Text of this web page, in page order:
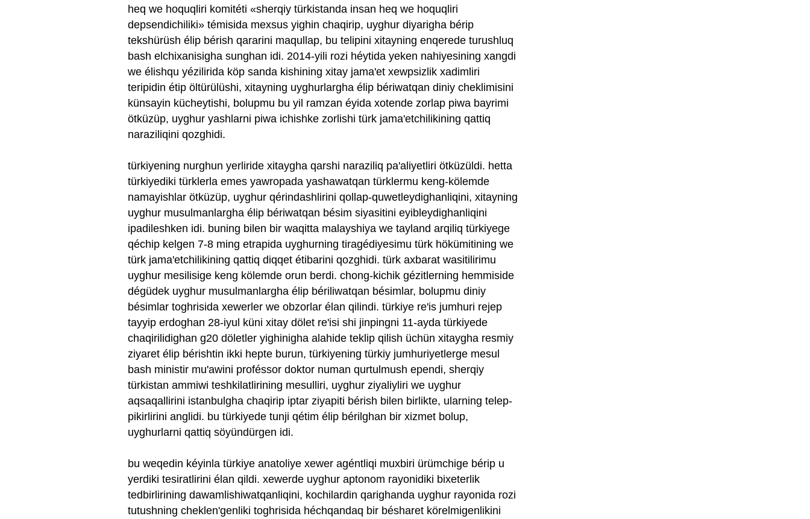
heq we hoquqliri komitéti «sherqiy türkistanda insan heq we hoquqliri
depsendichiliki» témisida mexsus yighin chaqirip, uyghur diyarigha bérip
tekshürüsh élip bérish qararini maqullap, bu telipini xitayning enqerede turushluq
bash elchixanisigha sunghan idi. 2014-yili rozi héytida yeken nahiyesining xangdi
we élishqu yézilirida köp sanda kishining xitay jama'et xewpsizlik xadimliri
teripidin étip öltürülüshi, xitayning uyghurlargha élip bériwatqan diniy cheklimisini
künsayin kücheytishi, bolupmu bu yil ramzan éyida xotende zorlap piwa bayrimi
ötküzüp, uyghur yashlarni piwa ichishke zorlishi türk jama'etchilikining qattiq
naraziliqini qozghidi.
türkiyening nurghun yerliride xitaygha qarshi naraziliq pa'aliyetliri ötküzüldi. hetta
türkiyediki türklerla emes yawropada yashawatqan türklermu keng-kölemde
namayishlar ötküzüp, uyghur qérindashlirini qollap-quwetleydighanliqini, xitayning
uyghur musulmanlargha élip bériwatqan bésim siyasitini eyibleydighanliqini
ipadileshken idi. buning bilen bir waqitta malayshiya we tayland arqiliq türkiyege
qéchip kelgen 7-8 ming etrapida uyghurning tiragédiyesimu türk hökümitining we
türk jama'etchilikining qattiq diqqet étibarini qozghidi. türk axbarat wasitilirimu
uyghur mesilisige keng kölemde orun berdi. chong-kichik gézitlerning hemmiside
dégüdek uyghur musulmanlargha élip bériliwatqan bésimlar, bolupmu diniy
bésimlar toghrisida xewerler we obzorlar élan qilindi. türkiye re'is jumhuri rejep
tayyip erdoghan 28-iyul küni xitay dölet re'isi shi jinpingni 11-ayda türkiyede
chaqirilidighan g20 döletler yighinigha alahide teklip qilish üchün xitaygha resmiy
ziyaret élip bérishtin ikki hepte burun, türkiyening türkiy jumhuriyetlerge mesul
bash ministir mu'awini proféssor doktor numan qurtulmush ependi, sherqiy
türkistan ammiwi teshkilatlirining mesulliri, uyghur ziyaliyliri we uyghur
aqsaqallirini istanbulgha chaqirip iptar ziyapiti bérish bilen birlikte, ularning telep-
pikirlirini anglidi. bu türkiyede tunji qétim élip bérilghan bir xizmet bolup,
uyghurlarni qattiq söyündürgen idi.
bu weqedin kéyinla türkiye anatoliye xewer agéntliqi muxbiri ürümchige bérip u
yerdiki tesiratlirini élan qildi. xewerde uyghur aptonom rayonidiki bixeterlik
tedbirlirining dawamlishiwatqanliqini, kochilardin qarighanda uyghur rayonida rozi
tutushning cheklen'genliki toghrisida héchqandaq bir bésharet körelmigenlikini